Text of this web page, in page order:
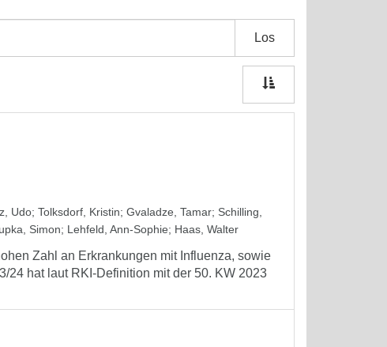
Los
Udo; Tolksdorf, Kristin; Gvaladze, Tamar; Schilling,
Simon; Lehfeld, Ann-Sophie; Haas, Walter
Zahl an Erkrankungen mit Influenza, sowie
hat laut RKI-Definition mit der 50. KW 2023